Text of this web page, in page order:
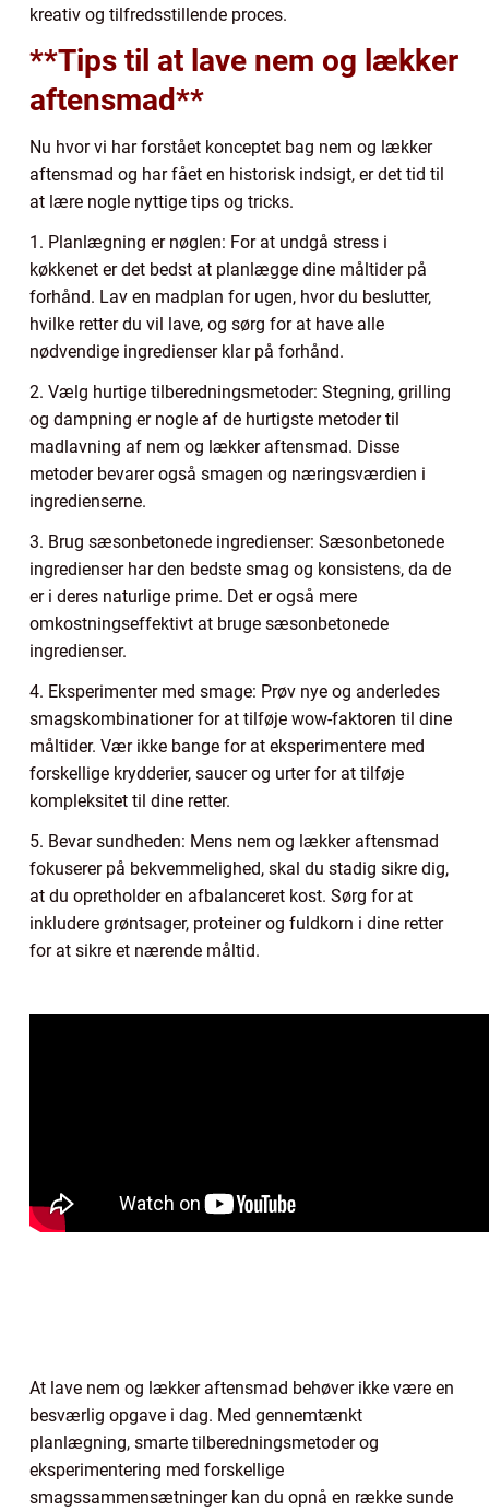
kreativ og tilfredsstillende proces.
**Tips til at lave nem og lækker
aftensmad**
Nu hvor vi har forstået konceptet bag nem og lækker
aftensmad og har fået en historisk indsigt, er det tid til
at lære nogle nyttige tips og tricks.
1. Planlægning er nøglen: For at undgå stress i
køkkenet er det bedst at planlægge dine måltider på
forhånd. Lav en madplan for ugen, hvor du beslutter,
hvilke retter du vil lave, og sørg for at have alle
nødvendige ingredienser klar på forhånd.
2. Vælg hurtige tilberedningsmetoder: Stegning, grilling
og dampning er nogle af de hurtigste metoder til
madlavning af nem og lækker aftensmad. Disse
metoder bevarer også smagen og næringsværdien i
ingredienserne.
3. Brug sæsonbetonede ingredienser: Sæsonbetonede
ingredienser har den bedste smag og konsistens, da de
er i deres naturlige prime. Det er også mere
omkostningseffektivt at bruge sæsonbetonede
ingredienser.
4. Eksperimenter med smage: Prøv nye og anderledes
smagskombinationer for at tilføje wow-faktoren til dine
måltider. Vær ikke bange for at eksperimentere med
forskellige krydderier, saucer og urter for at tilføje
kompleksitet til dine retter.
5. Bevar sundheden: Mens nem og lækker aftensmad
fokuserer på bekvemmelighed, skal du stadig sikre dig,
at du opretholder en afbalanceret kost. Sørg for at
inkludere grøntsager, proteiner og fuldkorn i dine retter
for at sikre et nærende måltid.
At lave nem og lækker aftensmad behøver ikke være en
besværlig opgave i dag. Med gennemtænkt
planlægning, smarte tilberedningsmetoder og
eksperimentering med forskellige
smagssammensætninger kan du opnå en række sunde